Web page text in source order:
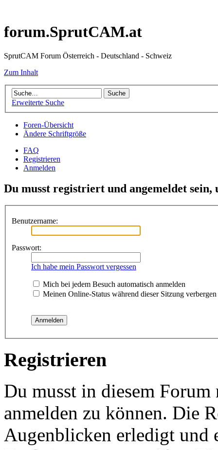
forum.SprutCAM.at
SprutCAM Forum Österreich - Deutschland - Schweiz
Zum Inhalt
Erweiterte Suche
Foren-Übersicht
Ändere Schriftgröße
FAQ
Registrieren
Anmelden
Du musst registriert und angemeldet
Benutzername:
Passwort:
Ich habe mein Passwort vergessen
Mich bei jedem Besuch automatisch anmelden
Meinen Online-Status während dieser Sitzung verbergen
Registrieren
Du musst in diesem
anmelden zu können. Die
Augenblicken erledigt und